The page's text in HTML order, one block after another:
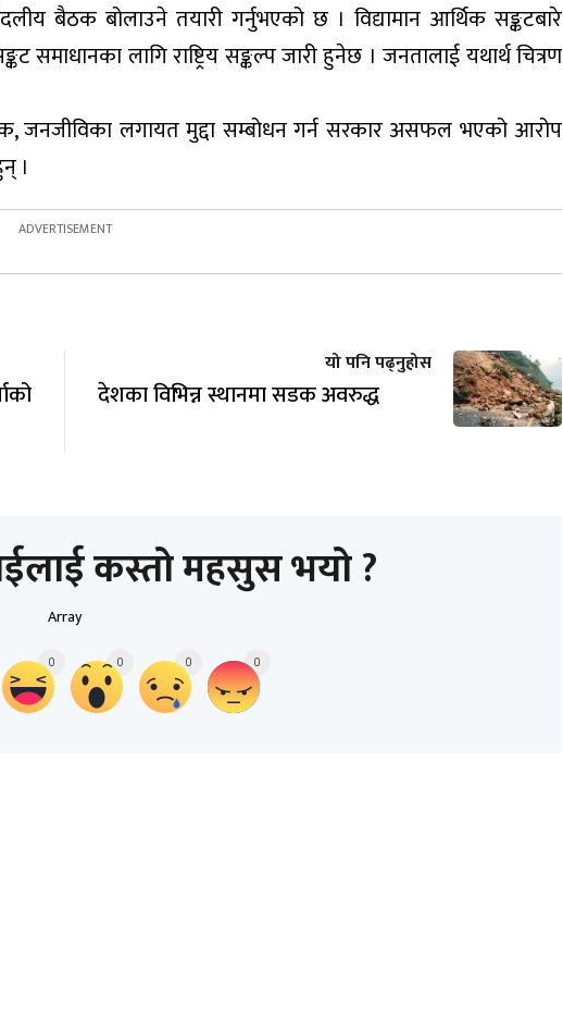
बैठक बोलाउने तयारी गर्नुभएको छ । विद्यामान आर्थिक सङ्कटबारे
लागि राष्ट्रिय सङ्कल्प जारी हुनेछ । जनतालाई यथार्थ चित्रण
जनजीविका लगायत मुद्दा सम्बोधन गर्न सरकार असफल भएको आरोप
।
यो पनि पढ्नुहोस
देशका विभिन्न स्थानमा सडक अवरुद्ध
कस्तो महसुस भयो ?
Array
0 0 0 0